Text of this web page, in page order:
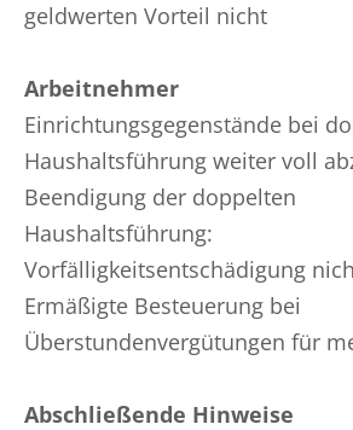
geldwerten Vorteil nicht
Arbeitnehmer
Einrichtungsgegenstände bei
Haushaltsführung weiter voll
Beendigung der doppelten
Haushaltsführung:
Vorfälligkeitsentschädigung
Ermäßigte Besteuerung bei
Überstundenvergütungen für
Abschließende Hinweise